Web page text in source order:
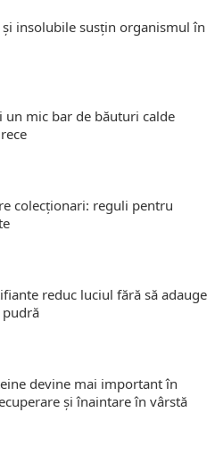
insolubile susțin organismul în
un mic bar de băuturi calde
colecționari: reguli pentru
reduc luciul fără să adauge
devine mai important în
și înaintare în vârstă